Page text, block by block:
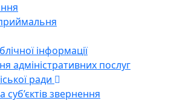
інформації
адміністративних послуг
ради
суб’єктів звернення